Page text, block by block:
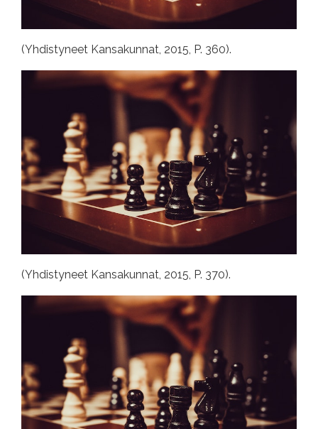
(Yhdistyneet Kansakunnat, 2015, P. 360).
(Yhdistyneet Kansakunnat, 2015, P. 370).